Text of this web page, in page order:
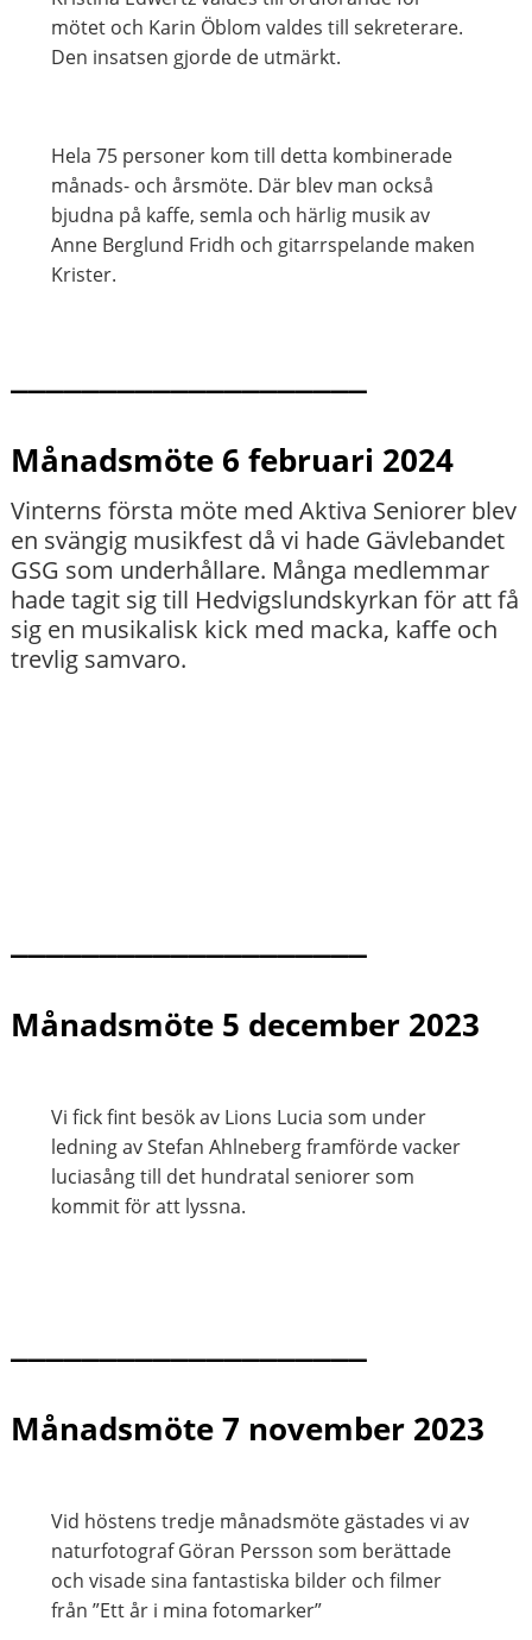
mötet och Karin Öblom valdes till sekreterare.
Den insatsen gjorde de utmärkt.
Hela 75 personer kom till detta kombinerade
månads- och årsmöte. Där blev man också
bjudna på kaffe, semla och härlig musik av
Anne Berglund Fridh och gitarrspelande maken
Krister.
Månadsmöte 6 februari 2024
Vinterns första möte med Aktiva Seniorer blev
en svängig musikfest då vi hade Gävlebandet
GSG som underhållare. Många medlemmar
hade tagit sig till Hedvigslundskyrkan för att få
sig en musikalisk kick med macka, kaffe och
trevlig samvaro.
Månadsmöte 5 december 2023
Vi fick fint besök av Lions Lucia som under
ledning av Stefan Ahlneberg framförde vacker
luciasång till det hundratal seniorer som
kommit för att lyssna.
Månadsmöte 7 november 2023
Vid höstens tredje månadsmöte gästades vi av
naturfotograf Göran Persson som berättade
och visade sina fantastiska bilder och filmer
från ”Ett år i mina fotomarker”